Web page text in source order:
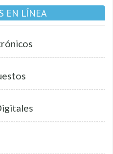
EN LÍNEA